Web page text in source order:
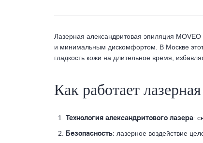
Лазерная александритовая эпиляция
и минимальным дискомфортом. В Москве
гладкость кожи на длительное время,
Как работает
Технология александритового лазера:
Безопасность: лазерное воздействие